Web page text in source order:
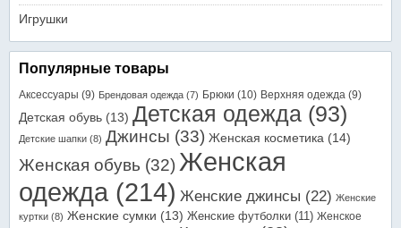
Игрушки
Популярные товары
Аксессуары (9) Брендовая одежда (7) Брюки (10) Верхняя одежда (9)
Детская обувь (13) Детская одежда (93)
Детские шапки (8) Джинсы (33) Женская косметика (14)
Женская обувь (32) Женская
одежда (214) Женские джинсы (22) Женские
куртки (8) Женские сумки (13) Женские футболки (11) Женское